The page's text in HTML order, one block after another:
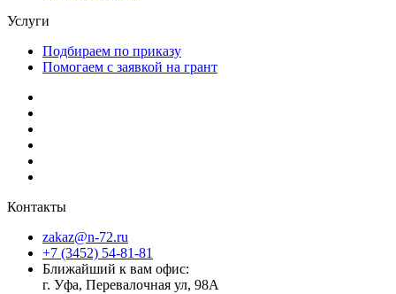
Услуги
Подбираем по приказу
Помогаем с заявкой на грант
Контакты
zakaz@n-72.ru
+7 (3452) 54-81-81
Ближайший к вам офис:
г. Уфа, Перевалочная ул, 98А